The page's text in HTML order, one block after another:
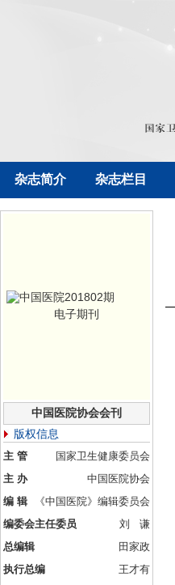
杂志简介 杂志栏目
电子期刊
中国医院协会会刊
版权信息
主 管
国家卫生健康委员会
主 办
中国医院协会
编 辑
《中国医院》编辑委员会
编委会主任委员
刘 谦
总编辑
田家政
执行总编
王才有